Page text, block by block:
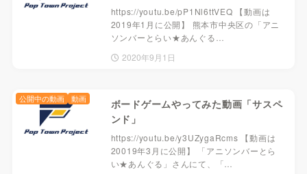
https://youtu.be/pP1Nl6ttVEQ 【動画は
2019年1月に公開】 熊本市中央区の「アニ
ソンバーとらい★あんぐる…
2020年9月1日
ボードゲームやってみた動画「サスペ
ンド」
https://youtu.be/y3UZygaRcms 【動画は
20019年3月に公開】 「アニソンバーとら
い★あんぐる」さんにて、「…
公開中の動画 動画